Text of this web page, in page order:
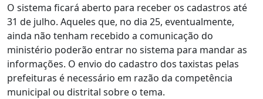
O sistema ficará aberto para receber os cadastros até
31 de julho. Aqueles que, no dia 25, eventualmente,
ainda não tenham recebido a comunicação do
ministério poderão entrar no sistema para mandar as
informações. O envio do cadastro dos taxistas pelas
prefeituras é necessário em razão da competência
municipal ou distrital sobre o tema.